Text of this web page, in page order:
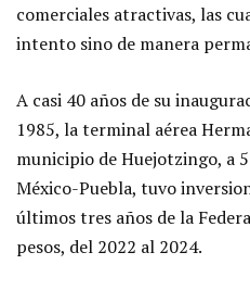
comerciales atractivas, las
intento sino de manera
A casi 40 años de su
1985, la terminal aérea
municipio de Huejotzingo, a
México-Puebla, tuvo
últimos tres años de la
pesos, del 2022 al 2024.